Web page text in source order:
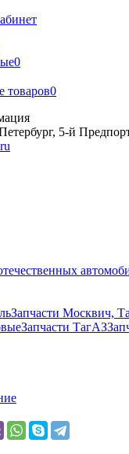
0
товаров0
5-й
Запчасти Москвич,
Запчасти ТагАЗ